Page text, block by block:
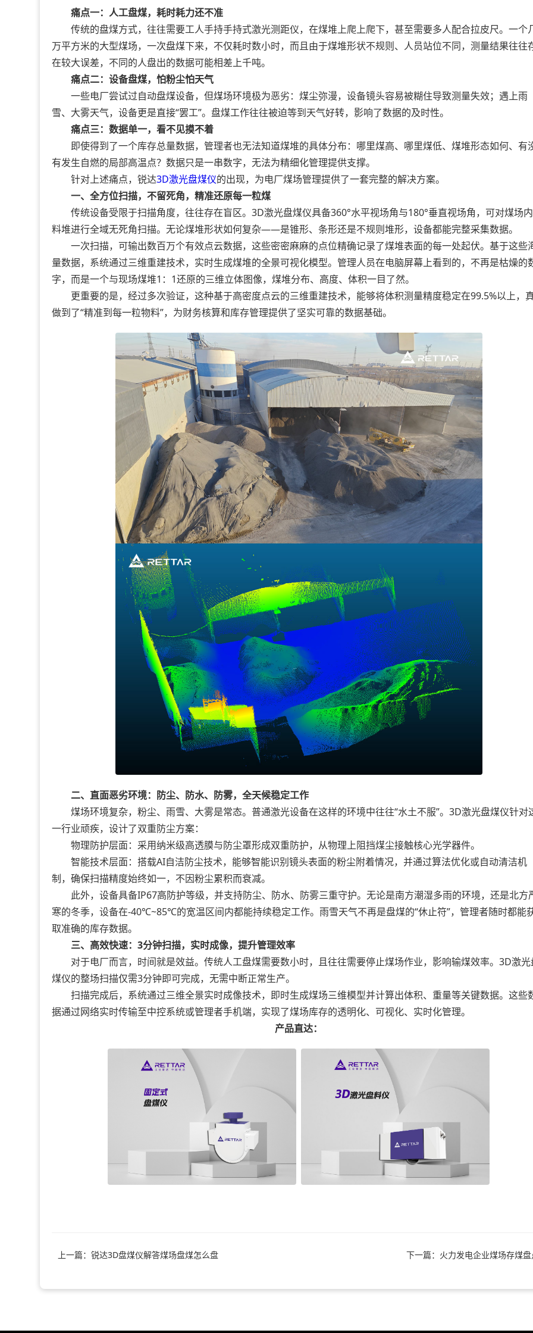
痛点一：人工盘煤，耗时耗力还不准
传统的盘煤方式，往往需要工人手持手持式激光测距仪，在煤堆上爬上爬下，甚至需要多人配合拉皮尺。一个
万平方米的大型煤场，一次盘煤下来，不仅耗时数小时，而且由于煤堆形状不规则、人员站位不同，测量结果往往
在较大误差，不同的人盘出的数据可能相差上千吨。
痛点二：设备盘煤，怕粉尘怕天气
一些电厂尝试过自动盘煤设备，但煤场环境极为恶劣：煤尘弥漫，设备镜头容易被糊住导致测量失效；遇上雨
雪、大雾天气，设备更是直接“罢工”。盘煤工作往往被迫等到天气好转，影响了数据的及时性。
痛点三：数据单一，看不见摸不着
即使得到了一个库存总量数据，管理者也无法知道煤堆的具体分布：哪里煤高、哪里煤低、煤堆形态如何、有
有发生自燃的局部高温点？数据只是一串数字，无法为精细化管理提供支撑。
针对上述痛点，锐达3D激光盘煤仪的出现，为电厂煤场管理提供了一套完整的解决方案。
一、全方位扫描，不留死角，精准还原每一粒煤
传统设备受限于扫描角度，往往存在盲区。3D激光盘煤仪具备360°水平视场角与180°垂直视场角，可对煤场
料堆进行全域无死角扫描。无论煤堆形状如何复杂——是锥形、条形还是不规则堆形，设备都能完整采集数据。
一次扫描，可输出数百万个有效点云数据，这些密密麻麻的点位精确记录了煤堆表面的每一处起伏。基于这些
量数据，系统通过三维重建技术，实时生成煤堆的全景可视化模型。管理人员在电脑屏幕上看到的，不再是枯燥的
字，而是一个与现场煤堆1：1还原的三维立体图像，煤堆分布、高度、体积一目了然。
更重要的是，经过多次验证，这种基于高密度点云的三维重建技术，能够将体积测量精度稳定在99.5%以上，
做到了“精准到每一粒物料”，为财务核算和库存管理提供了坚实可靠的数据基础。
二、直面恶劣环境：防尘、防水、防雾，全天候稳定工作
煤场环境复杂，粉尘、雨雪、大雾是常态。普通激光设备在这样的环境中往往“水土不服”。3D激光盘煤仪针对
一行业顽疾，设计了双重防尘方案：
物理防护层面：采用纳米级高透膜与防尘罩形成双重防护，从物理上阻挡煤尘接触核心光学器件。
智能技术层面：搭载AI自洁防尘技术，能够智能识别镜头表面的粉尘附着情况，并通过算法优化或自动清洁机
制，确保扫描精度始终如一，不因粉尘累积而衰减。
此外，设备具备IP67高防护等级，并支持防尘、防水、防雾三重守护。无论是南方潮湿多雨的环境，还是北方
寒的冬季，设备在-40℃~85℃的宽温区间内都能持续稳定工作。雨雪天气不再是盘煤的“休止符”，管理者随时都能
取准确的库存数据。
三、高效快速：3分钟扫描，实时成像，提升管理效率
对于电厂而言，时间就是效益。传统人工盘煤需要数小时，且往往需要停止煤场作业，影响输煤效率。3D激光
煤仪的整场扫描仅需3分钟即可完成，无需中断正常生产。
扫描完成后，系统通过三维全景实时成像技术，即时生成煤场三维模型并计算出体积、重量等关键数据。这些
据通过网络实时传输至中控系统或管理者手机端，实现了煤场库存的透明化、可视化、实时化管理。
产品直达：
上一篇：锐达3D盘煤仪解答煤场盘煤怎么盘 下一篇：火力发电企业煤场存煤盘